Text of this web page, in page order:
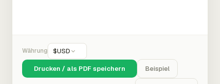
Währung $USD
Drucken / als PDF speichern Beispiel